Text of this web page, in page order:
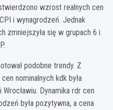
wzrost realnych cen
i wynagrodzeń. Jednak
zmniejszyła się w grupach 6 i
podobne trendy. Z
nominalnych kdk była
Dynamika rdr cen
była pozytywna, a cena